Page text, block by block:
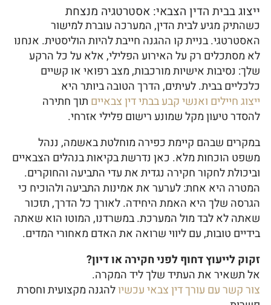
ייצוג בבית הדין הצבאי: אסטרטגיה מנצחת
כשהתיק מגיע לבית הדין, המערכה עוברת למישור
האסטרטגי. בניית קו ההגנה חייבת להיות הוליסטית. אנחנו
לא מסתכלים רק על האירוע הפלילי, אלא על כל הרקע
שלך: נסיבות אישיות מורכבות, מצב רפואי או קשיים
כלכליים בבית. לעיתים, הדרך הטובה ביותר היא
ייצוג חיילים ואנשי קבע בבתי דין צבאיים תוך חתירה
להסדר טיעון מקל שמונע רישום פלילי אזרחי.
במקרים שבהם קיימת כפירה מוחלטת באשמה, ננהל
משפט הוכחות מלא. כאן נדרשת בקיאות בנהלים הצבאיים
וביכולת לחקור חקירה נגדית את עדי התביעה והחוקרים.
המטרה היא אחת: לערער את אמינות התביעה ולהוכיח כי
הגרסה שלך היא האמת היחידה. לאורך כל הדרך, תזכור
שאתה לא לבד מול המערכת. במשרדנו, המוטו הוא שאתה
בידיים טובות, עם ליווי שרואה את האדם מאחורי המדים.
זקוק לייעוץ דחוף לפני חקירה או דיון?
אל תשאיר את העתיד שלך ליד המקרה.
צור קשר עם עורך דין צבאי עכשיולהגנה מקצועית וחסרת